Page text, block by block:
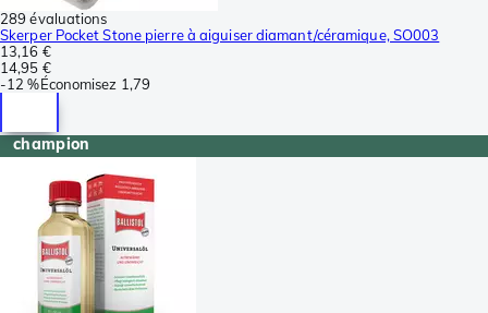
289 évaluations
Skerper Pocket Stone pierre à aiguiser diamant/céramique, SO003
13,16 €
14,95 €
-12 %Économisez 1,79
champion